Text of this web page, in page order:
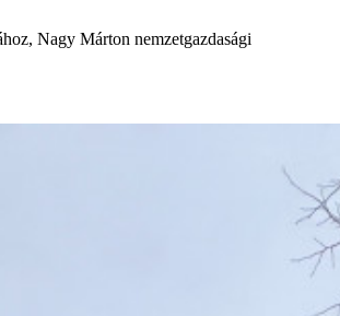
Nagy Márton nemzetgazdasági